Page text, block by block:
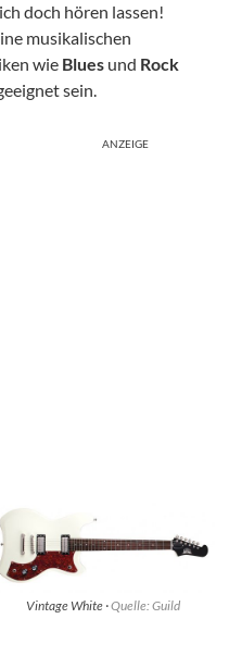
doch hören lassen!
musikalischen
wie Blues und Rock
sein.
ANZEIGE
Vintage White ·Quelle: Guild